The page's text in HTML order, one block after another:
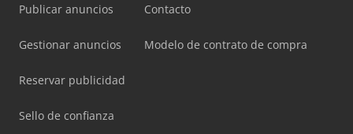
Publicar anuncios
Gestionar anuncios
Reservar publicidad
Sello de confianza
Contacto
Modelo de contrato de compra